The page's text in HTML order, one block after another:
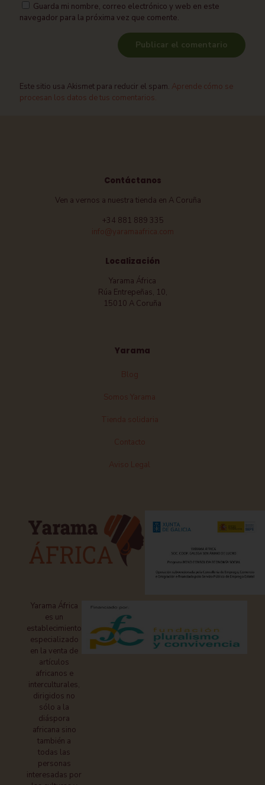
Guarda mi nombre, correo electrónico y web en este
navegador para la próxima vez que comente.
Este sitio usa Akismet para reducir el spam. Aprende cómo se
procesan los datos de tus comentarios.
Contáctanos
Ven a vernos a nuestra tienda en A Coruña
+34 881 889 335
Localización
Yarama África
Rúa Entrepeñas, 10,
15010 A Coruña
Yarama
Yarama África
es un
establecimiento
especializado
en la venta de
artículos
africanos e
interculturales,
dirigidos no
sólo a la
diáspora
africana sino
también a
todas las
personas
interesadas por